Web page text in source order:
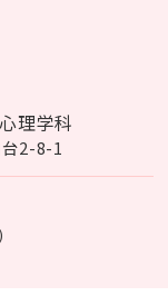
理学科
2-8-1